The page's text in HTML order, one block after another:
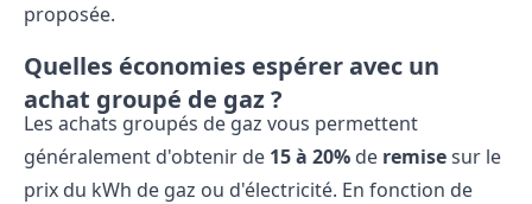
proposée.
Quelles économies espérer avec un
achat groupé de gaz ?
Les achats groupés de gaz vous permettent
généralement d'obtenir de 15 à 20% de remisesur le
prix du kWh de gaz ou d'électricité. En fonction de